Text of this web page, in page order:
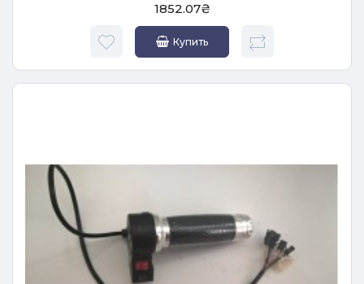
1852.07₴
Купить